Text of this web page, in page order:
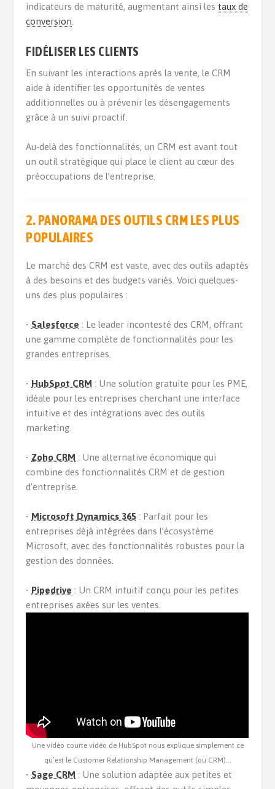
indicateurs de maturité, augmentant ainsi les taux de
conversion
FIDÉLISER LES CLIENTS
En suivant les interactions après la vente, le CRM
aide à identifier les opportunités de ventes
additionnelles ou à prévenir les désengagements
grâce à un suivi proactif.
Au-delà des fonctionnalités, un CRM est avant tout
un outil stratégique qui place le client au cœur des
préoccupations de l’entreprise.
2. PANORAMA DES OUTILS CRM LES PLUS
POPULAIRES
Le marché des CRM est vaste, avec des outils adaptés
à des besoins et des budgets variés. Voici quelques-
uns des plus populaires :
• Salesforce : Le leader incontesté des CRM, offrant
une gamme complète de fonctionnalités pour les
grandes entreprises.
• HubSpot CRM : Une solution gratuite pour les PME,
idéale pour les entreprises cherchant une interface
intuitive et des intégrations avec des outils
marketing.
•Zoho CRM : Une alternative économique qui
combine des fonctionnalités CRM et de gestion
d’entreprise.
• Microsoft Dynamics 365 : Parfait pour les
entreprises déjà intégrées dans l’écosystème
Microsoft, avec des fonctionnalités robustes pour la
gestion des données.
• Pipedrive : Un CRM intuitif conçu pour les petites
entreprises axées sur les ventes.
Une vidéo courte vidéo de HubSpot nous explique simplement ce
qu’est le Customer Relationship Management (ou CRM)…
• Sage CRM : Une solution adaptée aux petites et